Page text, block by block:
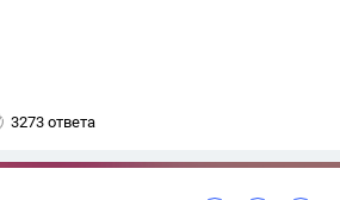
3273 ответа